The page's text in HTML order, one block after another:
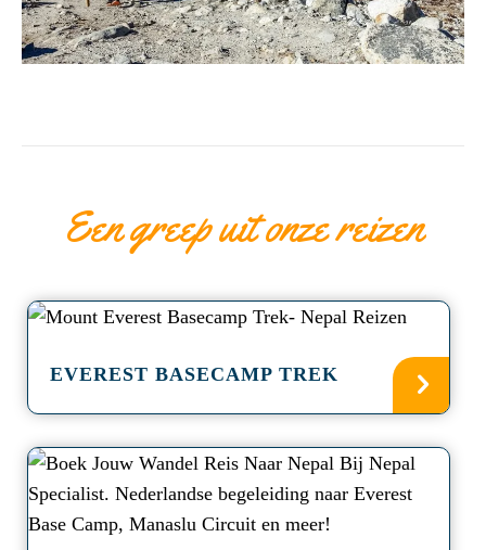
Een greep uit onze reizen
EVEREST BASECAMP TREK
a
a